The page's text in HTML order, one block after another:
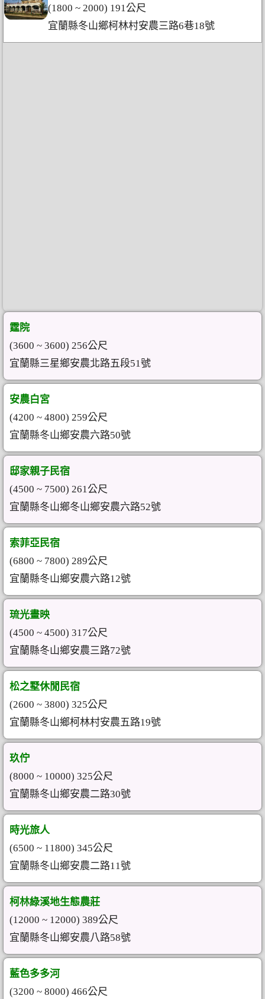
(1800 ~ 2000) 191公尺
宜蘭縣冬山鄉柯林村安農三路6巷18號
霆院
(3600 ~ 3600) 256公尺
宜蘭縣三星鄉安農北路五段51號
安農白宮
(4200 ~ 4800) 259公尺
宜蘭縣冬山鄉安農六路50號
邸家親子民宿
(4500 ~ 7500) 261公尺
宜蘭縣冬山鄉冬山鄉安農六路52號
索菲亞民宿
(6800 ~ 7800) 289公尺
宜蘭縣冬山鄉安農六路12號
琉光畫映
(4500 ~ 4500) 317公尺
宜蘭縣冬山鄉安農三路72號
松之墅休閒民宿
(2600 ~ 3800) 325公尺
宜蘭縣冬山鄉柯林村安農五路19號
玖佇
(8000 ~ 10000) 325公尺
宜蘭縣冬山鄉安農二路30號
時光旅人
(6500 ~ 11800) 345公尺
宜蘭縣冬山鄉安農二路11號
柯林綠溪地生態農莊
(12000 ~ 12000) 389公尺
宜蘭縣冬山鄉安農八路58號
藍色多多河
(3200 ~ 8000) 466公尺